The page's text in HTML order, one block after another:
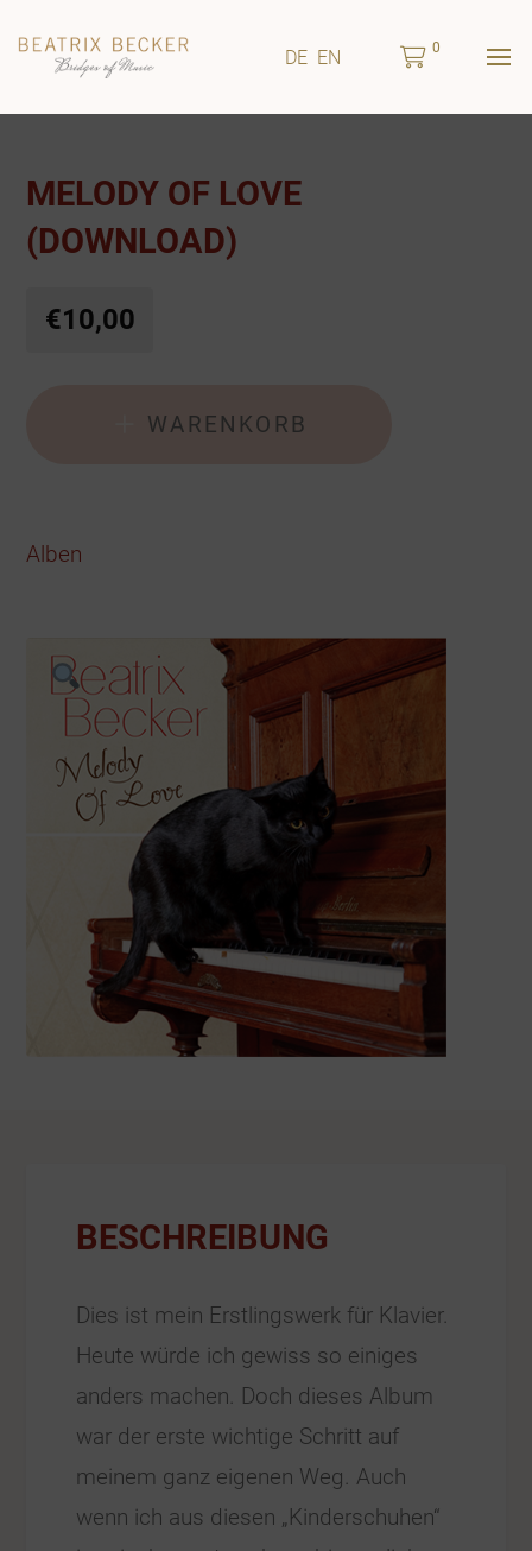
DE EN 0
MELODY OF LOVE
(DOWNLOAD)
€10,00
WARENKORB
Alben
BESCHREIBUNG
Dies ist mein Erstlingswerk für Klavier.
Heute würde ich gewiss so einiges
anders machen. Doch dieses Album
war der erste wichtige Schritt auf
meinem ganz eigenen Weg. Auch
wenn ich aus diesen „Kinderschuhen“